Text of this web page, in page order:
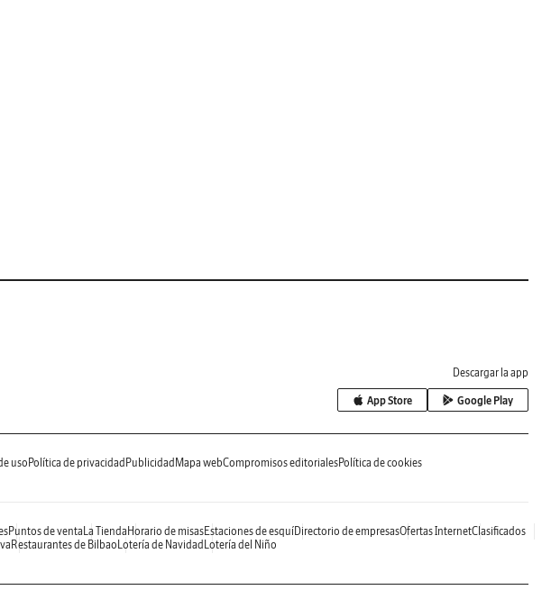
Descargar la app
App Store Google Play
usoPolítica de privacidad Publicidad Mapa webCompromisos editorialesPolítica de cookies
Puntos de venta La Tienda Horario de misasEstaciones de esquíDirectorio de empresasOfertas InternetClasificados
Restaurantes de Bilbao Lotería de Navidad Lotería del Niño